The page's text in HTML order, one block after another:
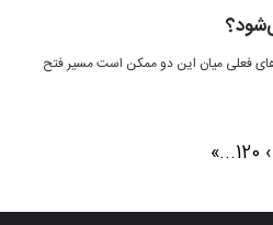
فعلی میان این دو ممکن است مسیر فتح
›
120
...
»